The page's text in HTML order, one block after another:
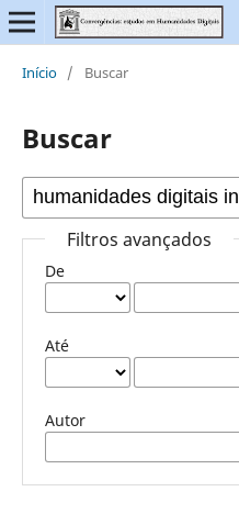
Início / Buscar
Buscar
Filtros avançados
De
Até
Autor